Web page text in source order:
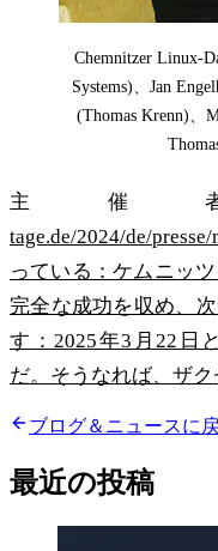
Chemnitzer Linux-
Systems)、Jan
(Thomas Krenn)、
主催
tage.de/2024/de/
っている：ケムニッ
完全な成功を収め、
す：2025年3月22日
だ。そうなれば、ザク
ブログ＆ニュースに
最近の投稿